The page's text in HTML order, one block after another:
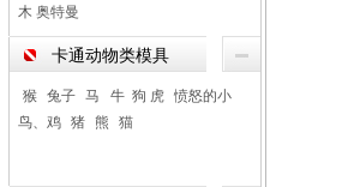
木 奥特曼
卡通动物类模具
猴 兔子 马 牛 狗 虎 愤怒的小
鸟、鸡 猪 熊 猫